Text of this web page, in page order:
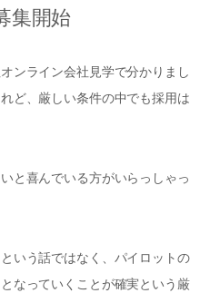
集開始
ンライン会社見学で分かりまし
ど、厳しい条件の中でも採用は
と喜んでいる方がいらっしゃっ
いう話ではなく、パイロットの
なっていくことが確実という厳